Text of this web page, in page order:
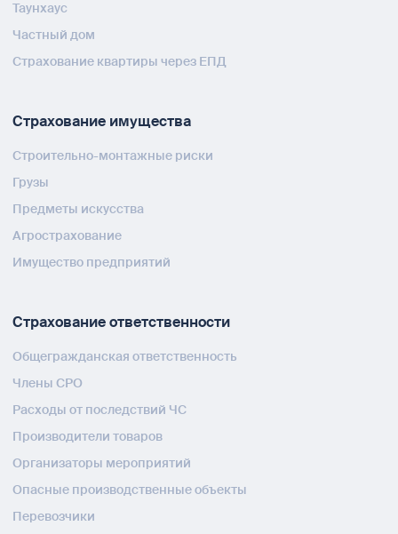
Таунхаус
Частный дом
Страхование квартиры через ЕПД
Страхование имущества
Строительно-монтажные риски
Грузы
Предметы искусства
Агрострахование
Имущество предприятий
Страхование ответственности
Общегражданская ответственность
Члены СРО
Расходы от последствий ЧС
Производители товаров
Организаторы мероприятий
Опасные производственные объекты
Перевозчики